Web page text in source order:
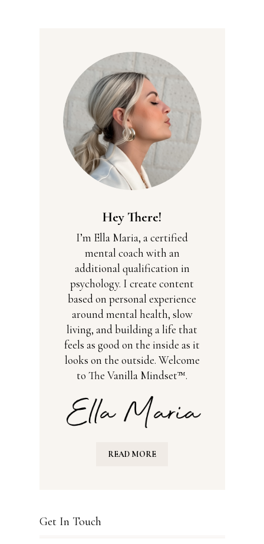
Hey There!
I’m Ella Maria, a certified
mental coach with an
additional qualification in
psychology. I create content
based on personal experience
around mental health, slow
living, and building a life that
feels as good on the inside as it
looks on the outside. Welcome
to The Vanilla Mindset™.
READ MORE
Get In Touch